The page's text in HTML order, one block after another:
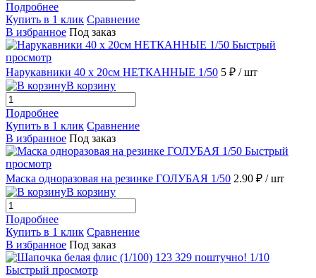
Подробнее
Купить в 1 клик Сравнение
В избранное Под заказ
Быстрый
просмотр
Нарукавники 40 х 20см НЕТКАННЫЕ 1/50 5 ₽ / шт
В корзину
Подробнее
Купить в 1 клик Сравнение
В избранное Под заказ
Быстрый
просмотр
Маска одноразовая на резинке ГОЛУБАЯ 1/50 2.90 ₽ / шт
В корзину
Подробнее
Купить в 1 клик Сравнение
В избранное Под заказ
Быстрый просмотр